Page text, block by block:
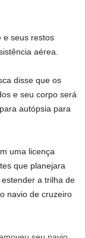
e seus restos
aérea.
disse que os
e seu corpo será
autópsia para
uma licença
que planejara
a trilha de
navio de cruzeiro